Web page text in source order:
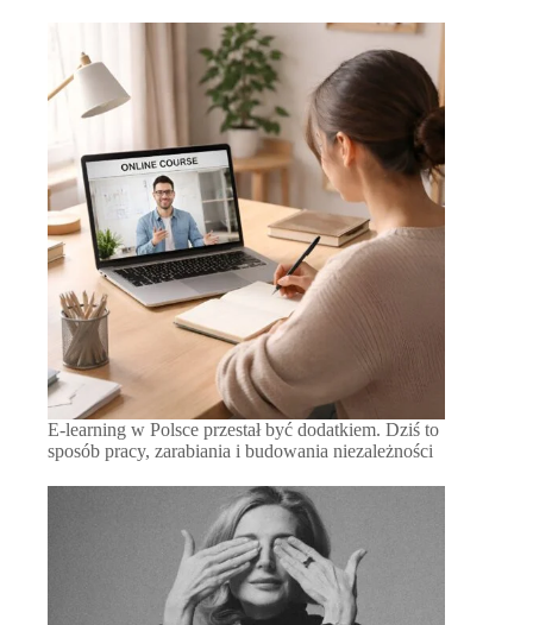
E-learning w Polsce przestał być dodatkiem. Dziś to
sposób pracy, zarabiania i budowania niezależności